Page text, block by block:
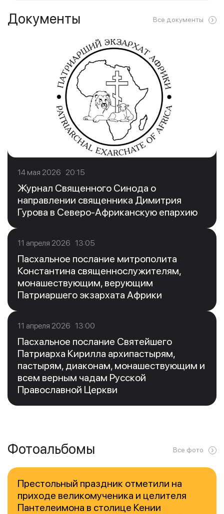
Документы Все документы
14 мая 2026 20:15
Журнал Священного Синода о
направлении священника Димитрия
Гурова в Северо-Африканскую епархию
11 апреля 2026 13:05
Пасхальное послание митрополита
Константина священнослужителям,
монашествующим, верующим
Патриаршего экзархата Африки
11 апреля 2026 13:00
Пасхальное послание Святейшего
Патриарха Кирилла архипастырям,
пастырям, диаконам, монашествующим и
всем верным чадам Русской
Православной Церкви
Фотоальбомы Все фото
Престольный праздник отметили на
приходе великомученика и целителя
Пантелеимона в столице Кении